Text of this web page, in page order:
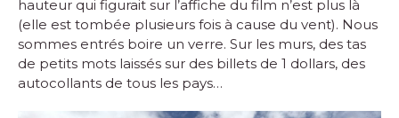
hauteur qui figurait sur l’affiche du film n’est plus là
(elle est tombée plusieurs fois à cause du vent). Nous
sommes entrés boire un verre. Sur les murs, des tas
de petits mots laissés sur des billets de 1 dollars, des
autocollants de tous les pays…